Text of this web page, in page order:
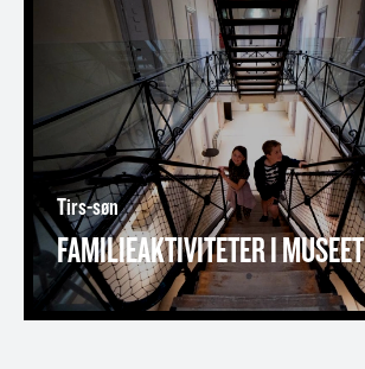
Tirs-søn
FAMILIEAKTIVITETER I MUSEET